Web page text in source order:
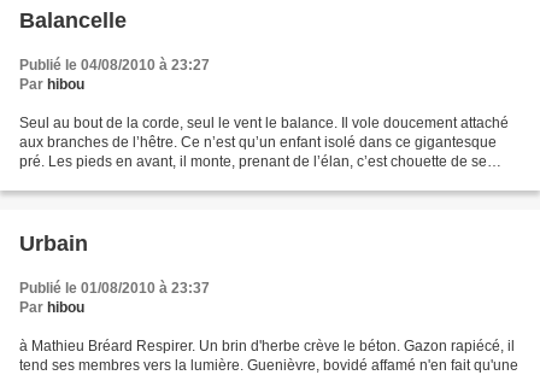
Balancelle
Publié le 04/08/2010 à 23:27
Par hibou
Seul au bout de la corde, seul le vent le balance. Il vole doucement attaché
aux branches de l’hêtre. Ce n’est qu’un enfant isolé dans ce gigantesque
pré. Les pieds en avant, il monte, prenant de l’élan, c’est chouette de se
Urbain
Publié le 01/08/2010 à 23:37
Par hibou
à Mathieu Bréard Respirer. Un brin d'herbe crève le béton. Gazon rapiécé, il
tend ses membres vers la lumière. Guenièvre, bovidé affamé n'en fait qu'une